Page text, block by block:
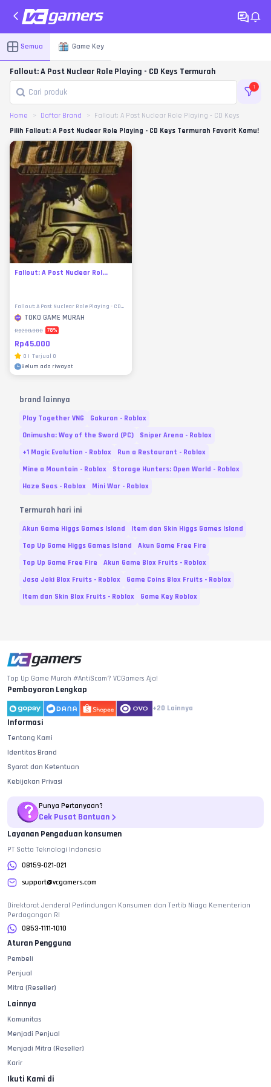
Semua Game Key
Fallout: A Post Nuclear Role Playing - CD Keys Termurah
1
Home Daftar Brand
Fallout: A Post Nuclear Role Playing - CD Keys
Pilih Fallout: A Post Nuclear Role Playing - CD Keys Termurah Favorit Kamu!
Fallout: A Post Nuclear Rol...
Fallout: A Post Nuclear Role Playing - CD
KeysTOKO GAME MURAH
Rp200.000 78%
Rp45.000
0 | Terjual 0
Belum ada riwayat
brand lainnya
Play Together VNG
Gakuran - Roblox
Onimusha: Way of the Sword (PC)
Sniper Arena - Roblox
+1 Magic Evolution - Roblox
Run a Restaurant - Roblox
Mine a Mountain - Roblox
Storage Hunters: Open World - Roblox
Haze Seas - Roblox
Mini War - Roblox
Termurah hari ini
Akun Game Higgs Games Island
Item dan Skin Higgs Games Island
Top Up Game Higgs Games Island
Akun Game Free Fire
Top Up Game Free Fire
Akun Game Blox Fruits - Roblox
Jasa Joki Blox Fruits - Roblox
Game Coins Blox Fruits - Roblox
Item dan Skin Blox Fruits - Roblox
Game Key Roblox
Top Up Game Murah #AntiScam? VCGamers Aja!
Pembayaran Lengkap
+20 Lainnya
Informasi
Tentang Kami
Identitas Brand
Syarat dan Ketentuan
Kebijakan Privasi
Punya Pertanyaan?
Cek Pusat Bantuan
Layanan Pengaduan konsumen
PT Sotta Teknologi Indonesia
08159-021-021
support@vcgamers.com
Direktorat Jenderal Perlindungan Konsumen dan Tertib Niaga Kementerian
Perdagangan RI
0853-1111-1010
Aturan Pengguna
Pembeli
Penjual
Mitra (Reseller)
Lainnya
Komunitas
Menjadi Penjual
Menjadi Mitra (Reseller)
Karir
Ikuti Kami di